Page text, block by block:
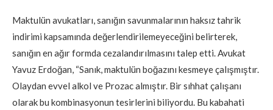
Maktulün avukatları, sanığın savunmalarının haksız tahrik
indirimi kapsamında değerlendirilemeyeceğini belirterek,
sanığın en ağır formda cezalandırılmasını talep etti. Avukat
Yavuz Erdoğan, “Sanık, maktulün boğazını kesmeye çalışmıştır.
Olaydan evvel alkol ve Prozac almıştır. Bir sıhhat çalışanı
olarak bu kombinasyonun tesirlerini biliyordu. Bu kabahati